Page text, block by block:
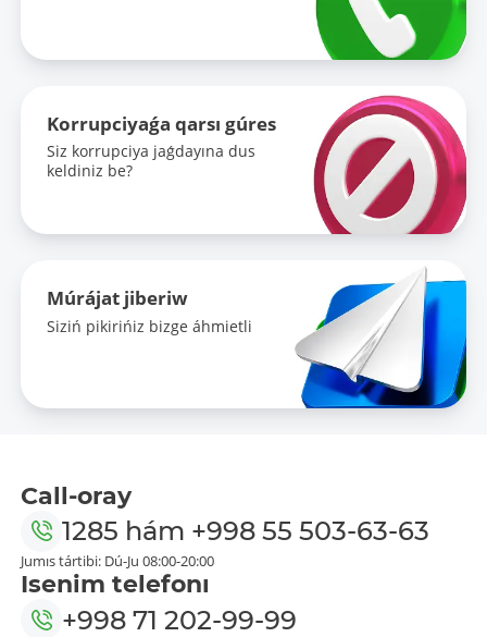
Korrupciyaǵa qarsı gúres
Siz korrupciya jaǵdayına dus
keldiniz be?
Múrájat jiberiw
Siziń pikirińiz bizge áhmietli
Call-oray
1285 hám +998 55 503-63-63
Jumıs tártibi: Dú-Ju 08:00-20:00
Isenim telefonı
+998 71 202-99-99